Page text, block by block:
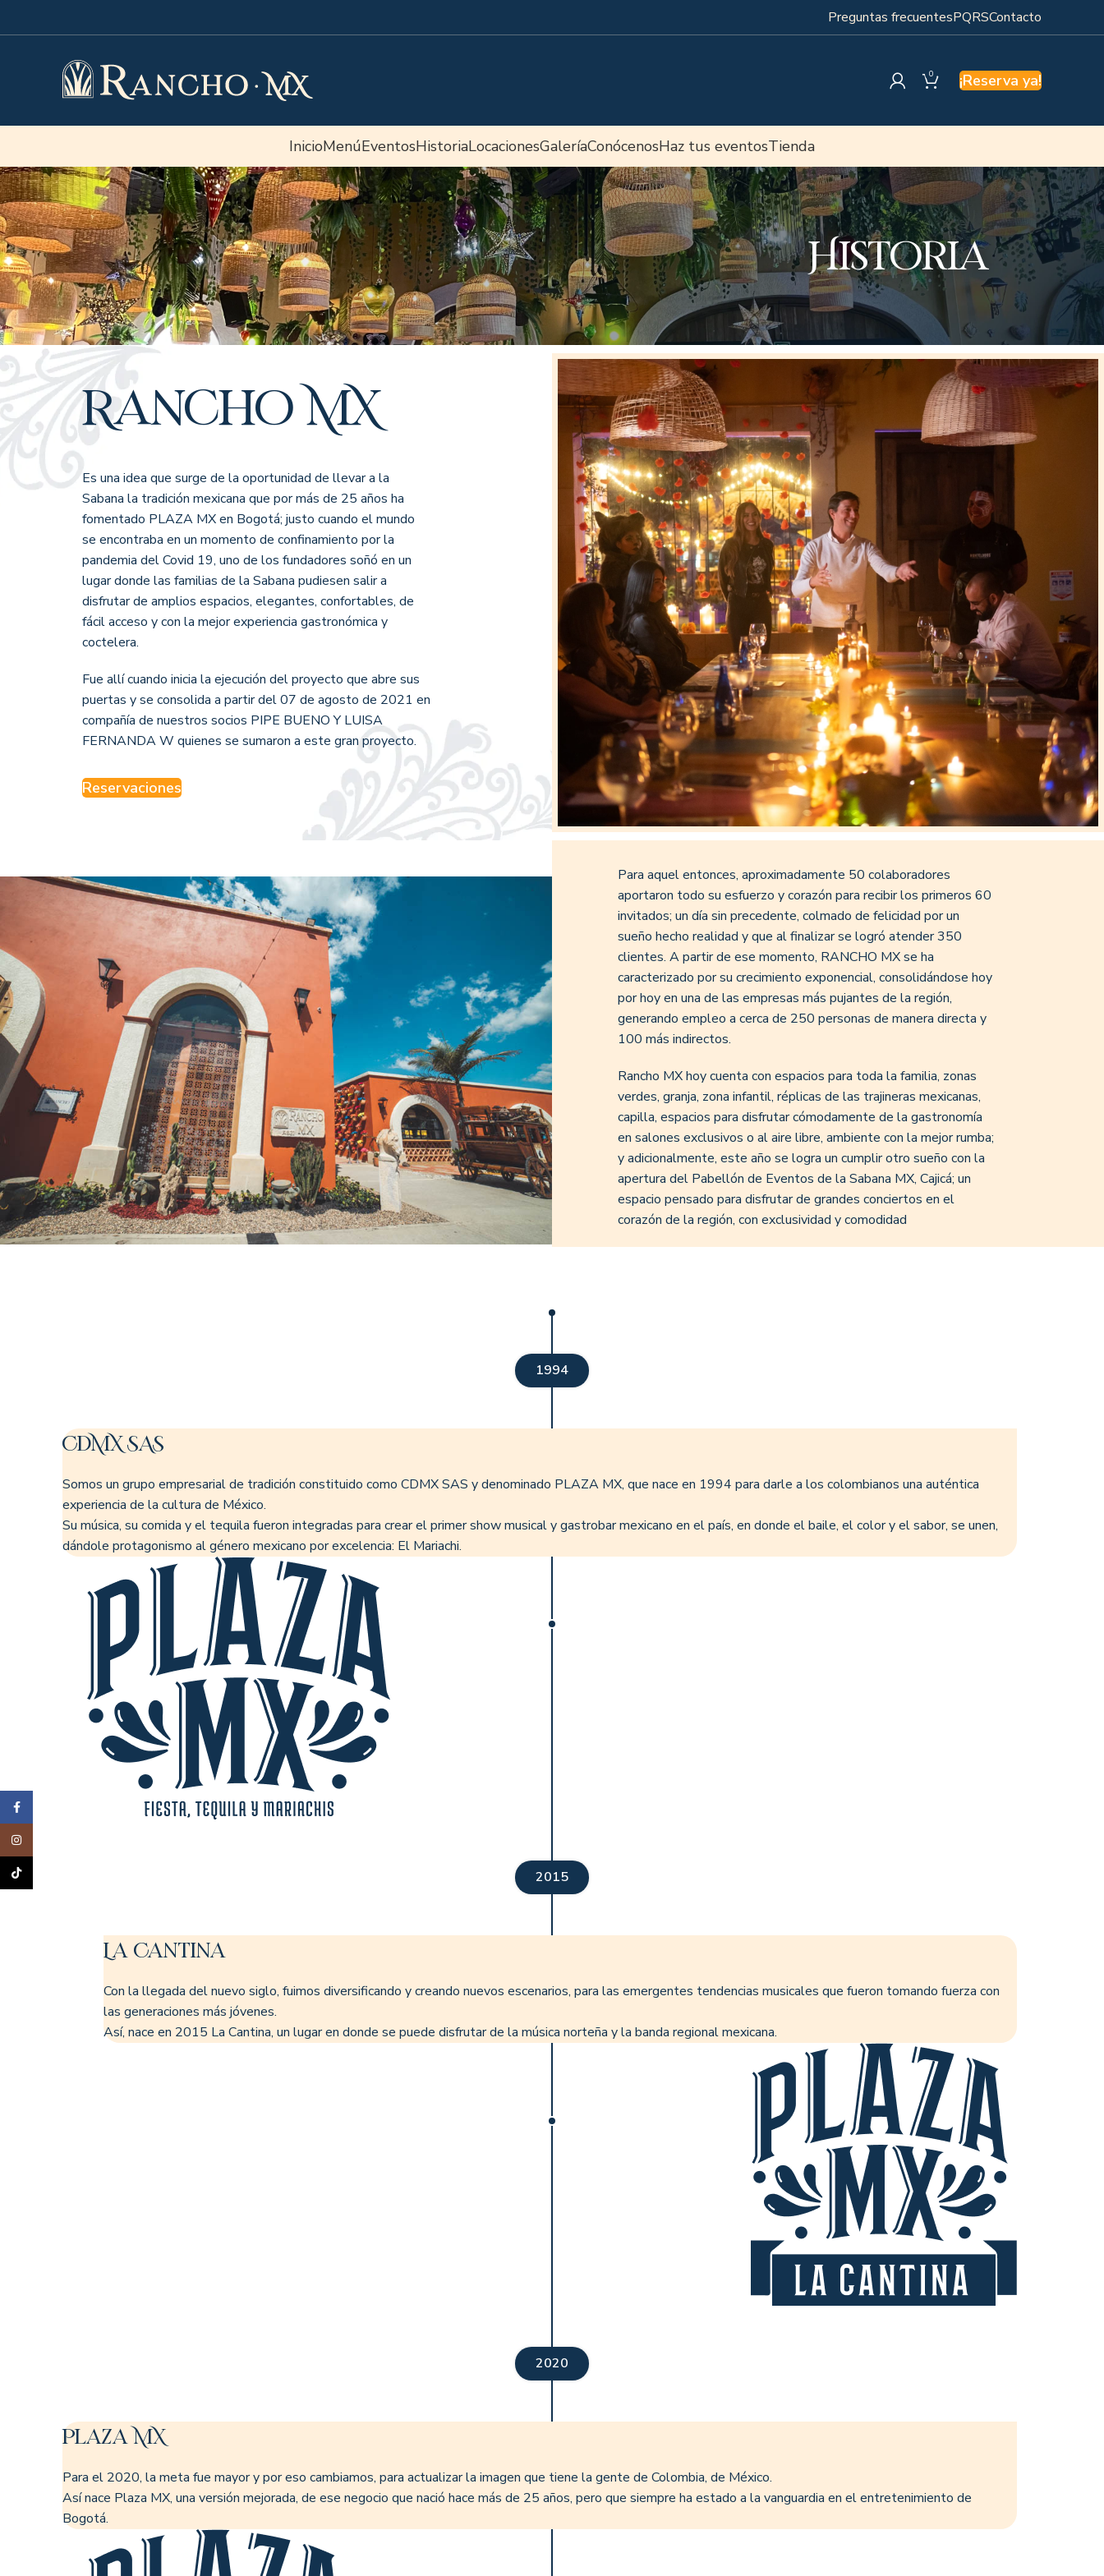
Preguntas frecuentesPQRSContacto
0 ¡Reserva ya!
InicioMenúEventosHistoriaLocacionesGaleríaConócenosHaz tus eventosTienda
Historia
Rancho MX
Es una idea que surge de la oportunidad de llevar a la
Sabana la tradición mexicana que por más de 25 años ha
fomentado PLAZA MX en Bogotá; justo cuando el mundo
se encontraba en un momento de confinamiento por la
pandemia del Covid 19, uno de los fundadores soñó en un
lugar donde las familias de la Sabana pudiesen salir a
disfrutar de amplios espacios, elegantes, confortables, de
fácil acceso y con la mejor experiencia gastronómica y
coctelera.
Fue allí cuando inicia la ejecución del proyecto que abre sus
puertas y se consolida a partir del 07 de agosto de 2021 en
compañía de nuestros socios PIPE BUENO Y LUISA
FERNANDA W quienes se sumaron a este gran proyecto.
Reservaciones
Para aquel entonces, aproximadamente 50 colaboradores
aportaron todo su esfuerzo y corazón para recibir los primeros 60
invitados; un día sin precedente, colmado de felicidad por un
sueño hecho realidad y que al finalizar se logró atender 350
clientes. A partir de ese momento, RANCHO MX se ha
caracterizado por su crecimiento exponencial, consolidándose hoy
por hoy en una de las empresas más pujantes de la región,
generando empleo a cerca de 250 personas de manera directa y
100 más indirectos.
Rancho MX hoy cuenta con espacios para toda la familia, zonas
verdes, granja, zona infantil, réplicas de las trajineras mexicanas,
capilla, espacios para disfrutar cómodamente de la gastronomía
en salones exclusivos o al aire libre, ambiente con la mejor rumba;
y adicionalmente, este año se logra un cumplir otro sueño con la
apertura del Pabellón de Eventos de la Sabana MX, Cajicá; un
espacio pensado para disfrutar de grandes conciertos en el
corazón de la región, con exclusividad y comodidad
1994
CDMX SAS
Somos un grupo empresarial de tradición constituido como CDMX SAS y denominado PLAZA MX, que nace en 1994 para darle a los colombianos una auténtica
experiencia de la cultura de México.
​Su música, su comida y el tequila fueron integradas para crear el primer show musical y gastrobar mexicano en el país, en donde el baile, el color y el sabor, se unen,
dándole protagonismo al género mexicano por excelencia: El Mariachi.
2015
La Cantina
Con la llegada del nuevo siglo, fuimos diversificando y creando nuevos escenarios, para las emergentes tendencias musicales que fueron tomando fuerza con
las generaciones más jóvenes.
Así, nace en 2015 La Cantina, un lugar en donde se puede disfrutar de la música norteña y la banda regional mexicana.
2020
Plaza MX
Para el 2020, la meta fue mayor y por eso cambiamos, para actualizar la imagen que tiene la gente de Colombia, de México.
Así nace Plaza MX, una versión mejorada, de ese negocio que nació hace más de 25 años, pero que siempre ha estado a la vanguardia en el entretenimiento de
Bogotá.